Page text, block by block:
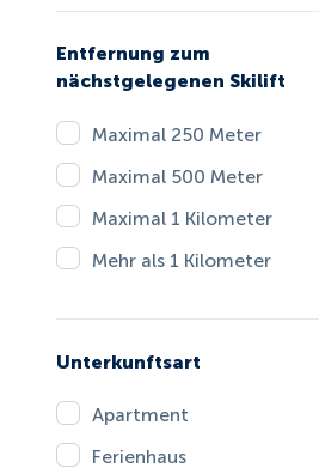
Entfernung zum
nächstgelegenen Skilift
Maximal 250 Meter
Maximal 500 Meter
Maximal 1 Kilometer
Mehr als 1 Kilometer
Unterkunftsart
Apartment
Ferienhaus